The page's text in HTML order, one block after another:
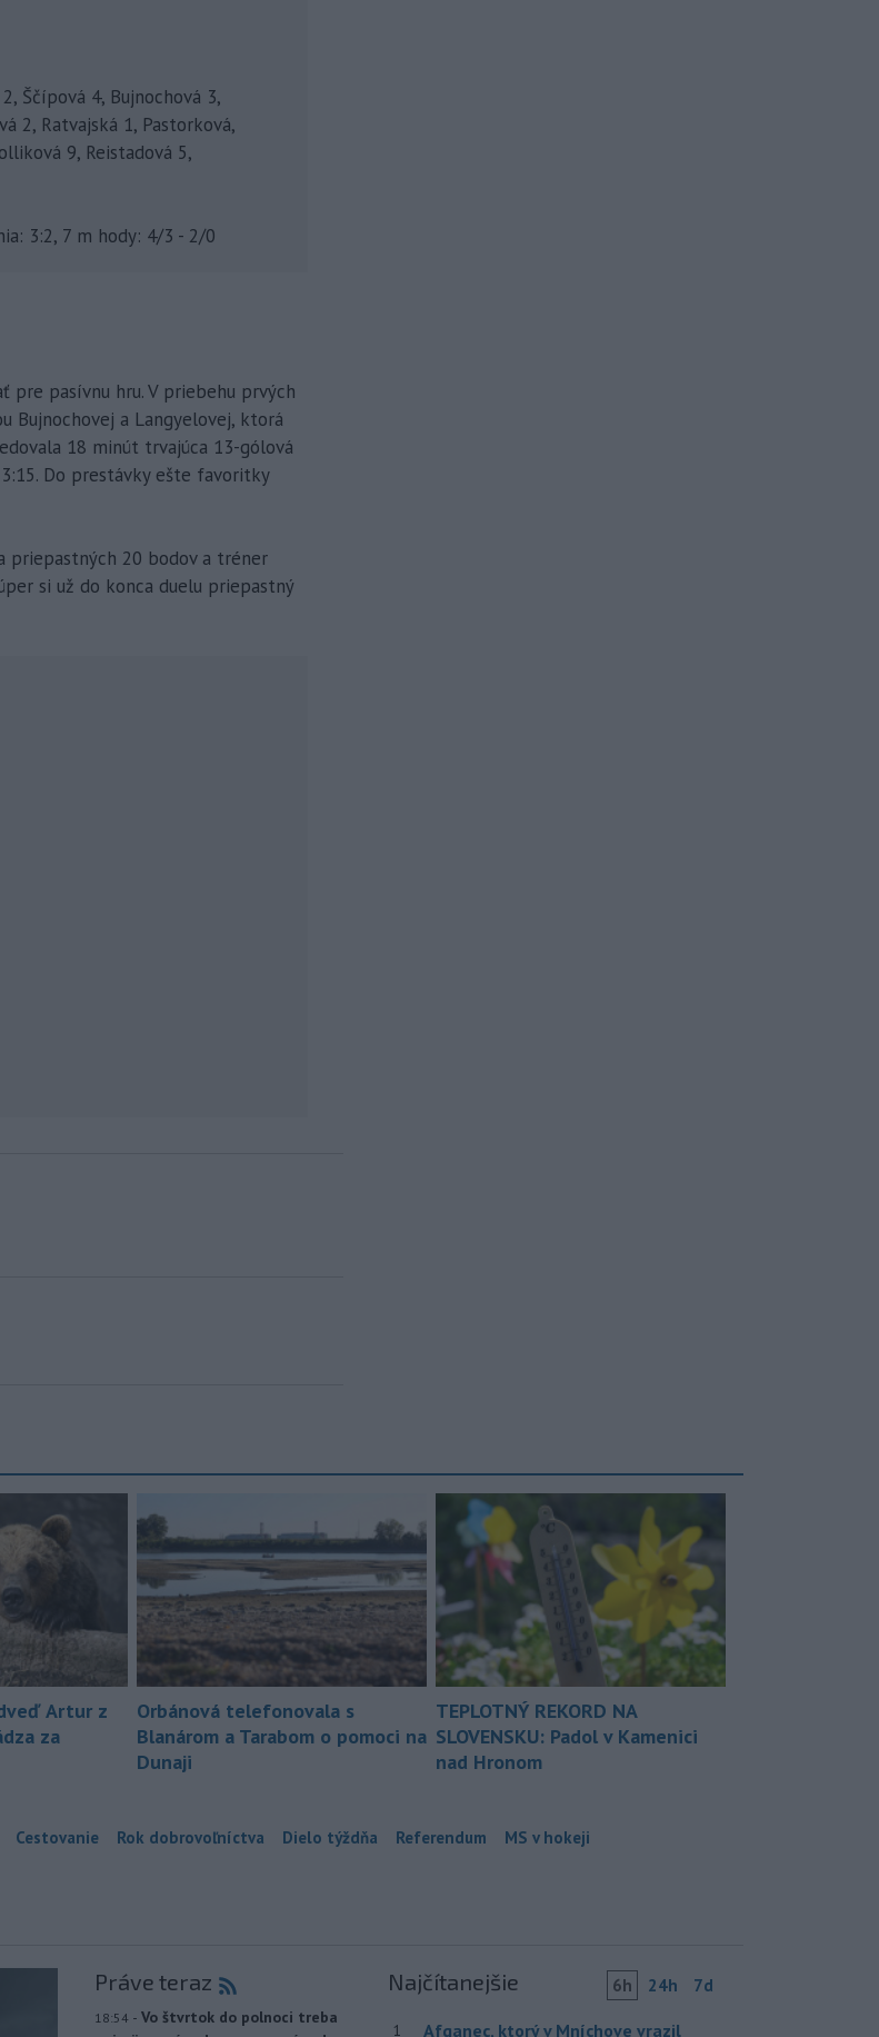
Ščípová 4, Bujnochová 3,
2, Ratvajská 1, Pastorková,
9, Reistadová 5,
3:2, 7 m hody: 4/3 - 2/0
pre pasívnu hru. V priebehu prvých
Bujnochovej a Langyelovej, ktorá
18 minút trvajúca 13-gólová
Do prestávky ešte favoritky
priepastných 20 bodov a tréner
si už do konca duelu priepastný
Artur z
za
Orbánová telefonovala s
Blanárom a Tarabom o pomoci na
Dunaji
TEPLOTNÝ REKORD NA
SLOVENSKU: Padol v Kamenici
nad Hronom
Cestovanie Rok dobrovoľníctva Dielo týždňa Referendum MS v hokeji
Práve teraz
18:54 - Vo štvrtok do polnoci treba
Najčítanejšie 6h 24h 7d
1 Afganec, ktorý v Mníchove vrazil